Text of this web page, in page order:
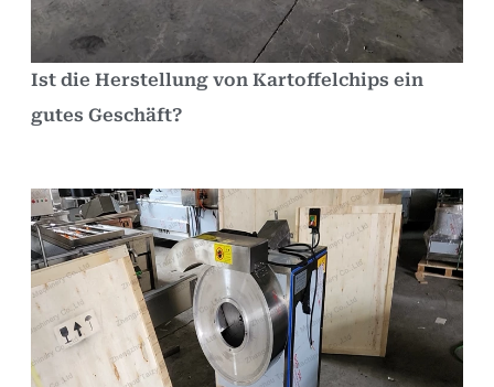
Ist die Herstellung von Kartoffelchips ein
gutes Geschäft?